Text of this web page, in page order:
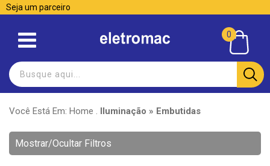
Seja um parceiro
0
Você Está Em: Home . Iluminação » Embutidas
Mostrar/Ocultar Filtros